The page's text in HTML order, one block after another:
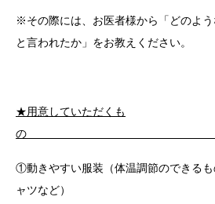
※その際には、お医者様から「どのよ
と言われたか」をお教えください。
★用意していただくも
①動きやすい服装（体温調節のできる
ャツなど）